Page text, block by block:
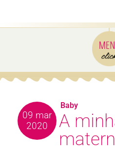
09 mar
2020
A
Baby